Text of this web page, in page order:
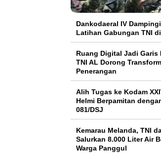
Dankodaeral IV
Latihan Gabungan TNI
Ruang Digital Jadi Garis
TNI AL Dorong
Penerangan
Alih Tugas ke Kodam
Helmi Berpamitan
081/DSJ
Kemarau Melanda, TNI
Salurkan 8.000 Liter Air
Warga Panggul